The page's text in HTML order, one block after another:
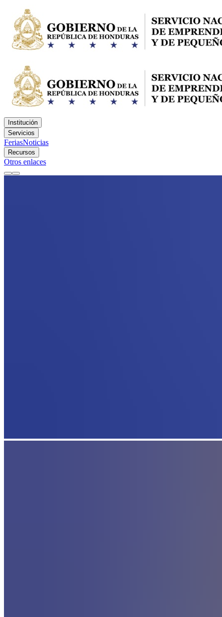
Institución
Servicios
FeriasNoticias
Recursos
Otros enlaces